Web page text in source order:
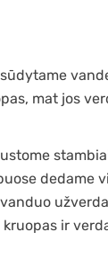
mat jos
dedame
ir